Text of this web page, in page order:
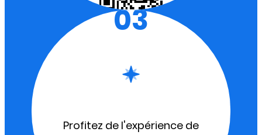
03
Profitez de l'expérience de